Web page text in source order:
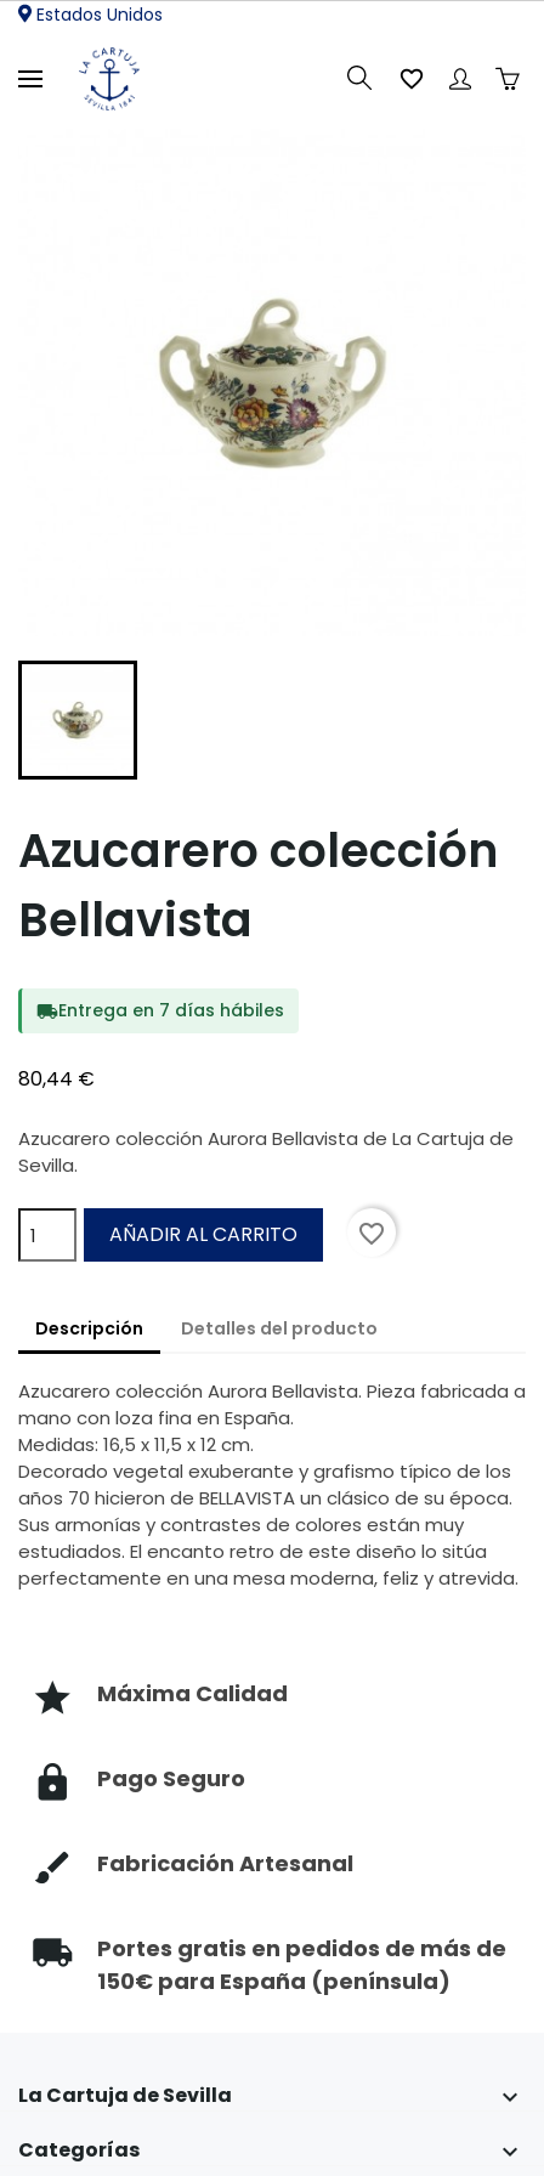
Estados Unidos

Azucarero colección
Bellavista
local_shippingEntrega en 7 días hábiles
80,44 €
Azucarero colección Aurora Bellavista de La Cartuja de
Sevilla.
AÑADIR AL CARRITO favorite_border
Descripción Detalles del producto
Azucarero colección Aurora Bellavista. Pieza fabricada a
mano con loza fina en España.
Medidas: 16,5 x 11,5 x 12 cm.
Decorado vegetal exuberante y grafismo típico de los
años 70 hicieron de BELLAVISTA un clásico de su época.
Sus armonías y contrastes de colores están muy
estudiados. El encanto retro de este diseño lo sitúa
perfectamente en una mesa moderna, feliz y atrevida.
Máxima Calidad
Pago Seguro
Fabricación Artesanal
Portes gratis en pedidos de más de
150€ para España (península)
La Cartuja de Sevilla 
Categorías 